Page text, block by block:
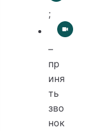
;
–
пр
иня
ть
зво
нок